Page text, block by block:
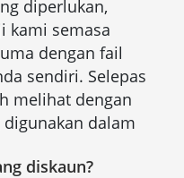
diperlukan,
kami semasa
dengan fail
sendiri. Selepas
melihat dengan
dalam
diskaun?